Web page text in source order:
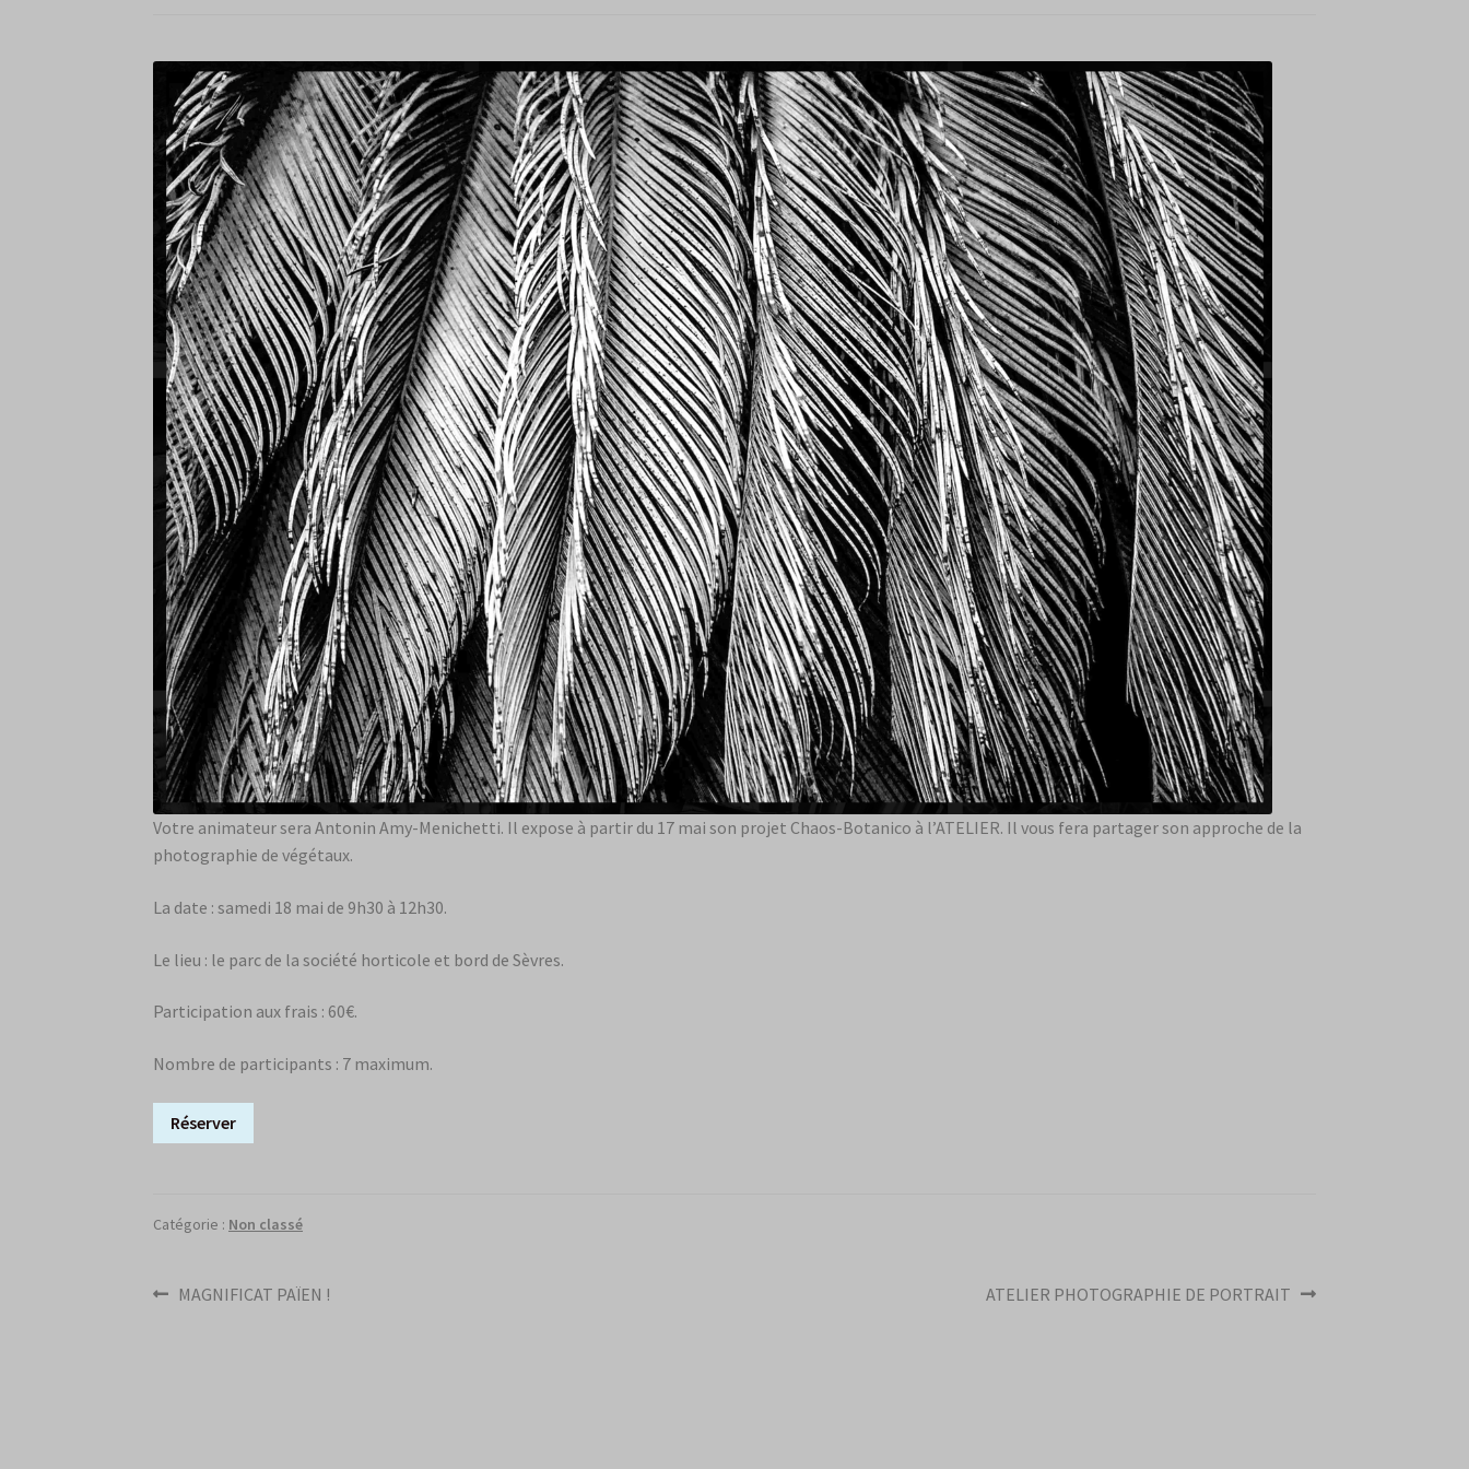
Votre animateur sera Antonin Amy-Menichetti. Il expose à partir du 17 mai son projet Chaos-Botanico à l’ATELIER. Il vous fera partager son approche de la
photographie de végétaux.
La date : samedi 18 mai de 9h30 à 12h30.
Le lieu : le parc de la société horticole et bord de Sèvres.
Participation aux frais : 60€.
Nombre de participants : 7 maximum.
Réserver
Catégorie : Non classé
Navigation
Article
MAGNIFICAT PAÏEN !
Article
ATELIER PHOTOGRAPHIE DE PORTRAIT